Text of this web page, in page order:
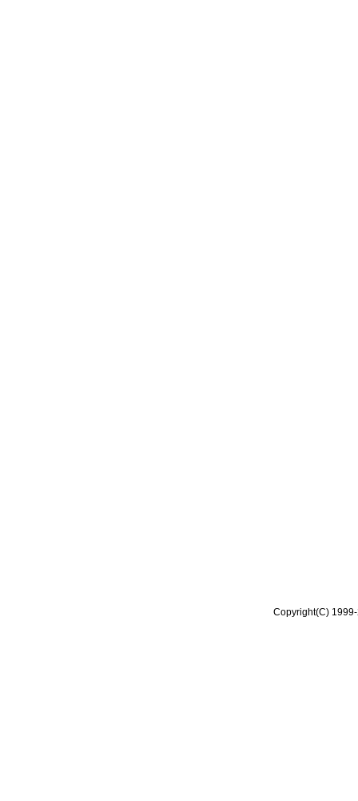
Copyright(C)